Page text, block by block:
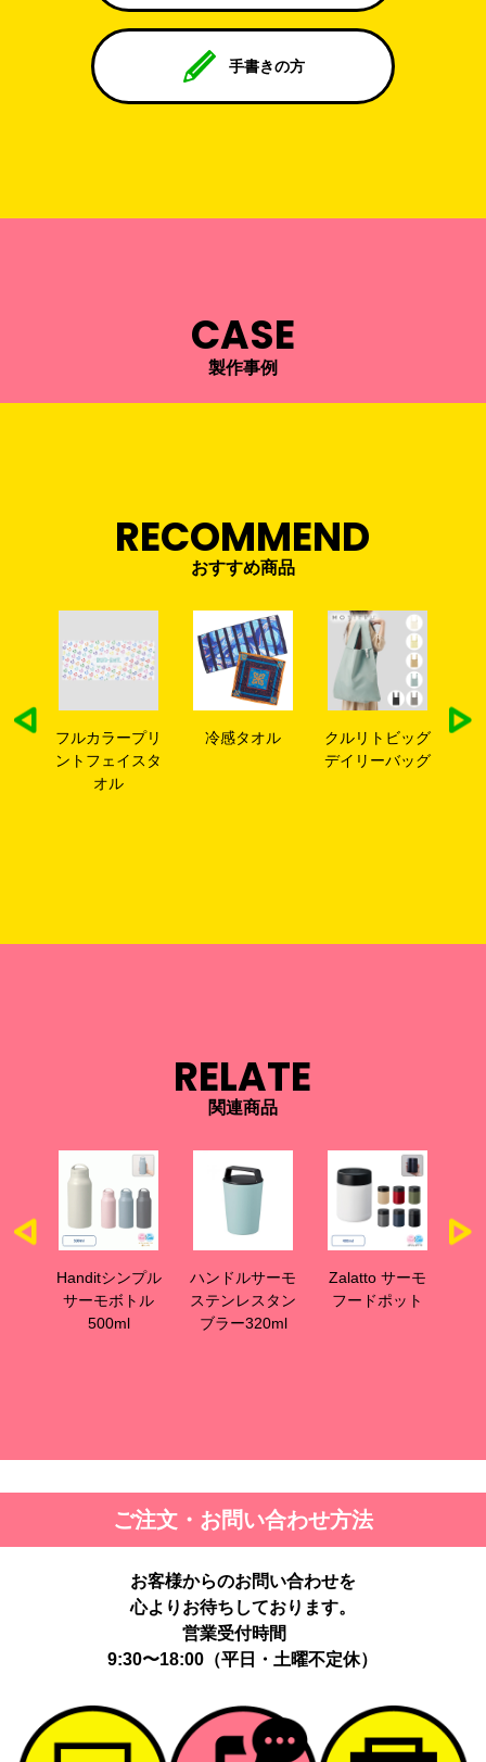
手書きの方
CASE
製作事例
RECOMMEND
おすすめ商品
フルカラープリ
ントフェイスタ
オル
冷感タオル
クルリトビッグ
デイリーバッグ
RELATE
関連商品
Handitシンプル
サーモボトル
500ml
ハンドルサーモ
ステンレスタン
ブラー320ml
Zalatto サーモ
フードポット
ご注文・お問い合わせ方法
お客様からのお問い合わせを
心よりお待ちしております。
営業受付時間
9:30〜18:00（平日・土曜不定休）